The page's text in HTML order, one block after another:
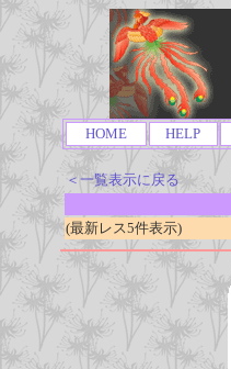
HOME HELP
＜一覧表示に戻る
(最新レス5件表示)